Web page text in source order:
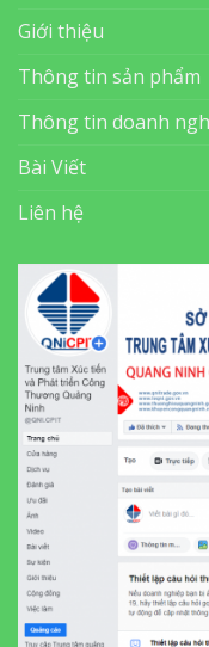
Giới thiệu
Thông tin sản phẩm
Thông tin doanh
Bài Viết
Liên hệ